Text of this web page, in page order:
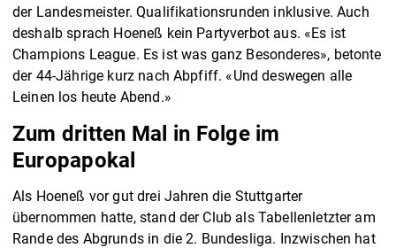
der Landesmeister. Qualifikationsrunden inklusive. Auch
deshalb sprach Hoeneß kein Partyverbot aus. «Es ist
Champions League. Es ist was ganz Besonderes», betonte
der 44-Jährige kurz nach Abpfiff. «Und deswegen alle
Leinen los heute Abend.»
Zum dritten Mal in Folge im
Europapokal
Als Hoeneß vor gut drei Jahren die Stuttgarter
übernommen hatte, stand der Club als Tabellenletzter am
Rande des Abgrunds in die 2. Bundesliga. Inzwischen hat